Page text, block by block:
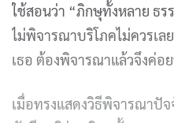
ใช้สอนว่า “ภิกษุทั้งหลาย ธ
ไม่พิจารณาบริโภคไม่ควรเล
เธอ ต้องพิจารณาแล้วจึงค่อ
เมื่อทรงแสดงวิธีพิจารณาปั